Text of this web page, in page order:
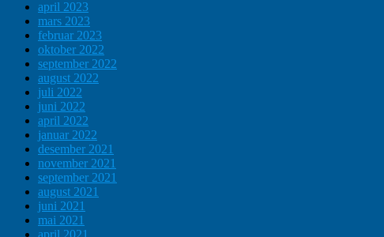
april 2023
mars 2023
februar 2023
oktober 2022
september 2022
august 2022
juli 2022
juni 2022
april 2022
januar 2022
desember 2021
november 2021
september 2021
august 2021
juni 2021
mai 2021
april 2021